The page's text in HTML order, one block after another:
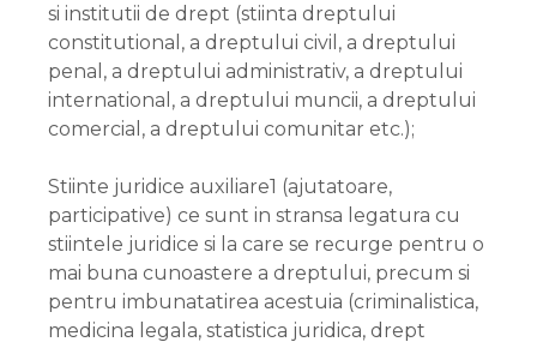
si institutii de drept (stiinta dreptului
constitutional, a dreptului civil, a dreptului
penal, a dreptului administrativ, a dreptului
international, a dreptului muncii, a dreptului
comercial, a dreptului comunitar etc.);
Stiinte juridice auxiliare1 (ajutatoare,
participative) ce sunt in stransa legatura cu
stiintele juridice si la care se recurge pentru o
mai buna cunoastere a dreptului, precum si
pentru imbunatatirea acestuia (criminalistica,
medicina legala, statistica juridica, drept